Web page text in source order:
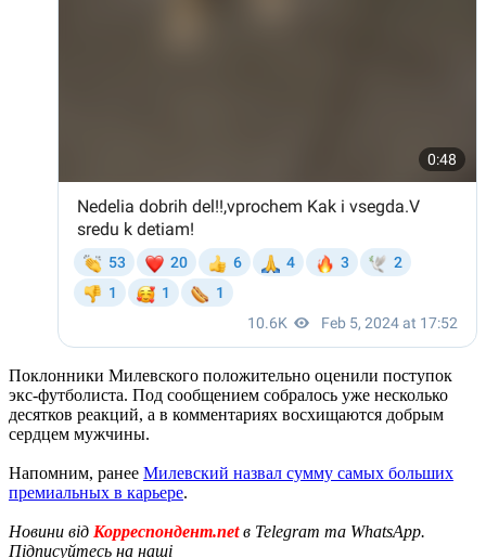
Поклонники Милевского положительно оценили поступок
экс-футболиста. Под сообщением собралось уже несколько
десятков реакций, а в комментариях восхищаются добрым
сердцем мужчины.
Напомним, ранее Милевский назвал сумму самых больших
премиальных в карьере.
Новини від Корреспондент.netв Telegram та WhatsApp.
Підписуйтесь на наші